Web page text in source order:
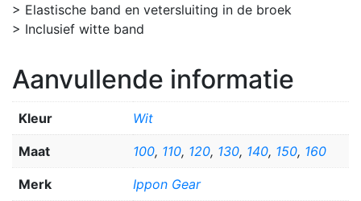
> Elastische band en vetersluiting in de broek
> Inclusief witte band
Aanvullende informatie
Kleur Wit
Maat 100, 110, 120, 130, 140, 150, 160
Merk Ippon Gear